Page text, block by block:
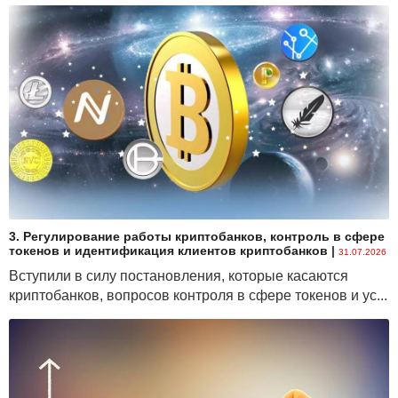
3. Регулирование работы криптобанков, контроль в сфере
токенов и идентификация клиентов криптобанков | 31.07.2026
Вступили в силу постановления, которые касаются
криптобанков, вопросов контроля в сфере токенов и ус...